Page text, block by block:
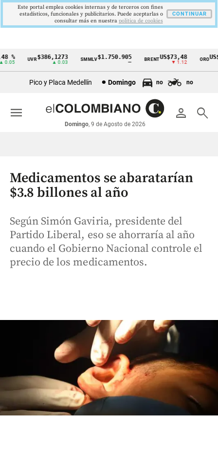
Cintillo
económicos
Colombia
$386,1273
▲ 0.03
SMMLV $1.750.905 BRENTUS$73,48
▼ 1.12
ORO
Pico y Placa Medellín Domingo no no
person search
Domingo, 9 de Agosto de 2026
menu
Medicamentos se abaratarían
$3.8 billones al año
Según Simón Gaviria, presidente del
Partido Liberal, eso se ahorraría al año
cuando el Gobierno Nacional controle el
precio de los medicamentos.
Este portal emplea cookies internas y de terceros con fines
estadísticos, funcionales y publicitarios. Puede aceptarlas o
consultar más en nuestra politica de cookies
CONTINUAR